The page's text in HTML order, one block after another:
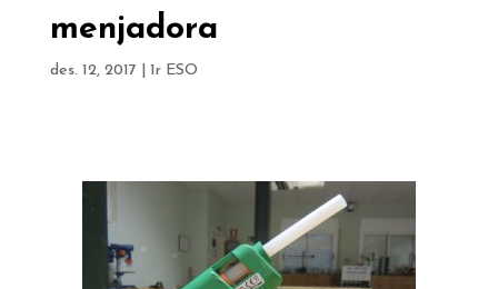
menjadora
des. 12, 2017 1r ESO